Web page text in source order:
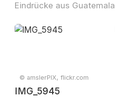
Eindrücke aus Guatemala
© amslerPIX, flickr.com
IMG_5945